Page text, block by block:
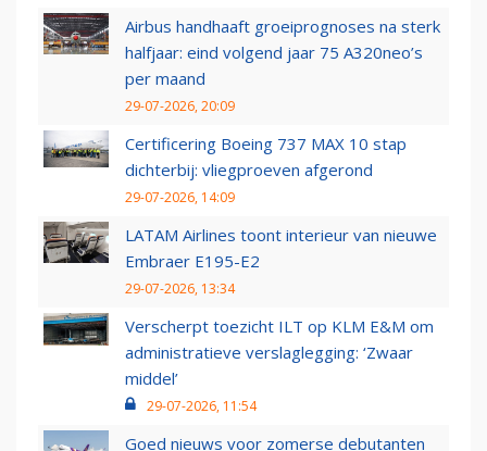
Airbus handhaaft groeiprognoses na sterk
halfjaar: eind volgend jaar 75 A320neo’s
per maand
29-07-2026, 20:09
Certificering Boeing 737 MAX 10 stap
dichterbij: vliegproeven afgerond
29-07-2026, 14:09
LATAM Airlines toont interieur van nieuwe
Embraer E195-E2
29-07-2026, 13:34
Verscherpt toezicht ILT op KLM E&M om
administratieve verslaglegging: ‘Zwaar
middel’
29-07-2026, 11:54
Goed nieuws voor zomerse debutanten